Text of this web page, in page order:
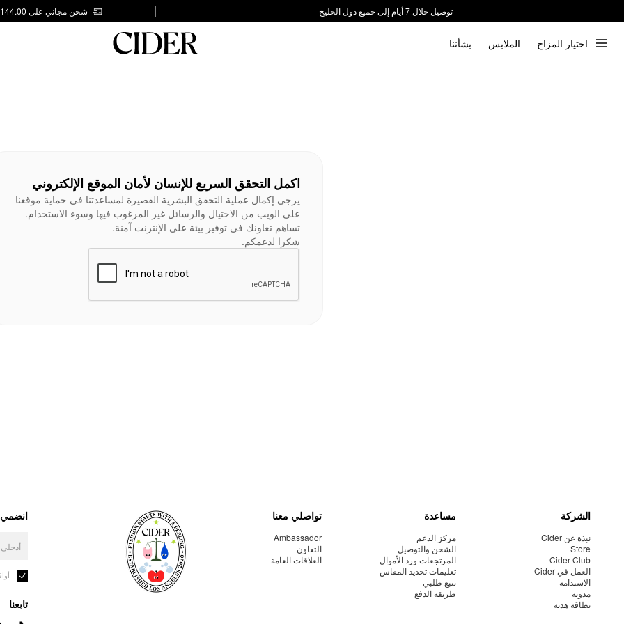
توصيل خلال 7 أيام إلى جميع دول الخليج
شحن مجاني على AED 144.00
اختيار المزاج الملابس بشأننا
اكمل التحقق السريع للإنسان لأمان الموقع الإلكتروني
يرجى إكمال عملية التحقق البشرية القصيرة لمساعدتنا في حماية موقعنا
على الويب من الاحتيال والرسائل غير المرغوب فيها وسوء الاستخدام.
تساهم تعاونك في توفير بيئة على الإنترنت آمنة.
شكرا لدعمكم.
الشركة
نبذة عن Cider
Store
Cider Club
العمل في Cider
الاستدامة
مدونة
بطاقة هدية
مساعدة
مركز الدعم
الشحن والتوصيل
المرتجعات ورد الأموال
تعليمات تحديد المقاس
تتبع طلبي
طريقة الدفع
تواصلي معنا
Ambassador
التعاون
العلاقات العامة
انضمي
تابعنا